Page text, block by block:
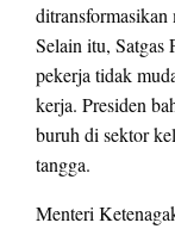
Selain itu, Satgas
pekerja tidak
kerja. Presiden
buruh di sektor
tangga.
Menteri